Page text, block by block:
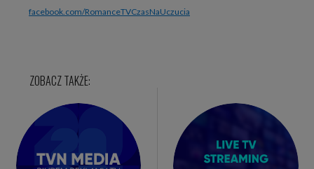
facebook.com/RomanceTVCzasNaUczucia